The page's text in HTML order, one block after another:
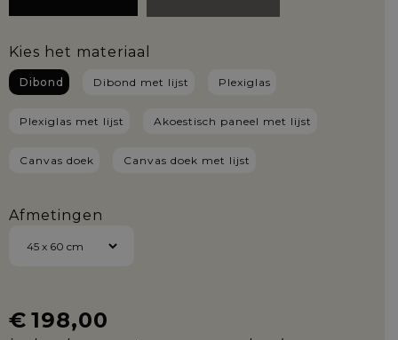
Kies het materiaal
Dibond Dibond met lijst Plexiglas
Plexiglas met lijst Akoestisch paneel met lijst
Canvas doek Canvas doek met lijst
Afmetingen
€ 198,00